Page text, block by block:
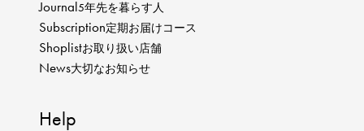
Journal5年先を暮らす人
Subscription定期お届けコース
Shoplistお取り扱い店舗
News大切なお知らせ
Help